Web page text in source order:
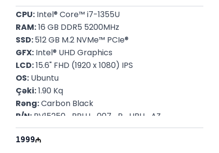
CPU: Intel® Core™ i7-1355U
RAM: 16 GB DDR5 5200MHz
SSD: 512 GB M.2 NVMe™ PCIe®
GFX: Intel® UHD Graphics
LCD: 15.6" FHD (1920 x 1080) IPS
OS: Ubuntu
Çəki: 1.90 Kq
Rəng: Carbon Black
P/N: PV15250_RPLU_007_P_UBU_AZ
Zəmanət: 12 Ay
1999